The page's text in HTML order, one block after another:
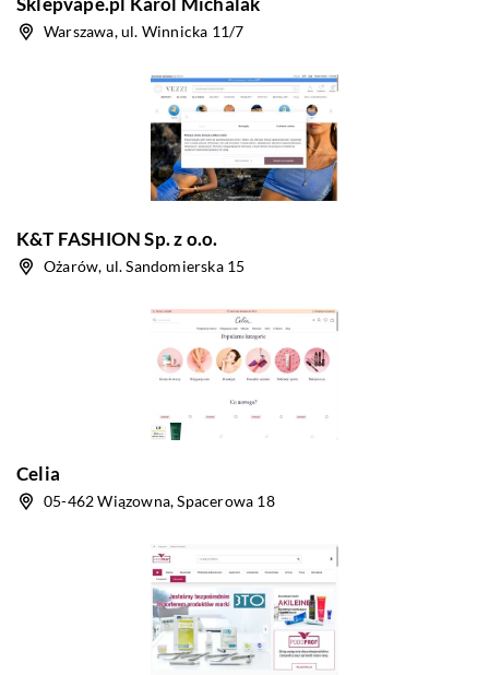
Warszawa, ul. Winnicka 11/7
K&T FASHION Sp. z o.o.
Ożarów, ul. Sandomierska 15
Celia
05-462 Wiązowna, Spacerowa 18